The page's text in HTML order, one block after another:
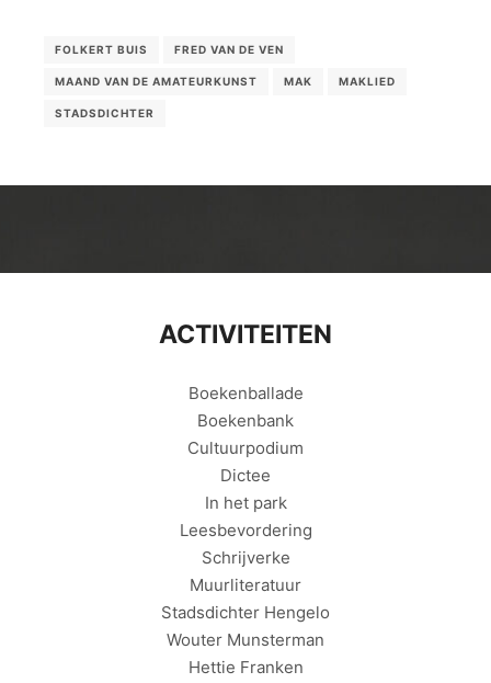
FOLKERT BUIS FRED VAN DE VEN
MAAND VAN DE AMATEURKUNST MAK MAKLIED
STADSDICHTER
ACTIVITEITEN
Boekenballade
Boekenbank
Cultuurpodium
Dictee
In het park
Leesbevordering
Schrijverke
Muurliteratuur
Stadsdichter Hengelo
Wouter Munsterman
Hettie Franken